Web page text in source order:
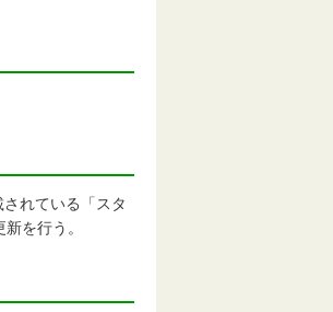
れている「スタ
を行う。